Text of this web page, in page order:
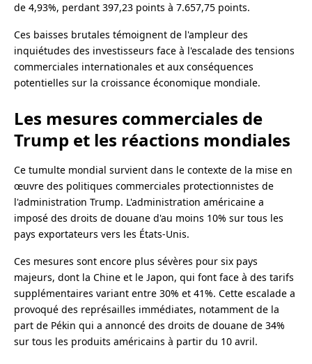
de 4,93%, perdant 397,23 points à 7.657,75 points.
Ces baisses brutales témoignent de l'ampleur des
inquiétudes des investisseurs face à l'escalade des tensions
commerciales internationales et aux conséquences
potentielles sur la croissance économique mondiale.
Les mesures commerciales de
Trump et les réactions mondiales
Ce tumulte mondial survient dans le contexte de la mise en
œuvre des politiques commerciales protectionnistes de
l'administration Trump. L'administration américaine a
imposé des droits de douane d'au moins 10% sur tous les
pays exportateurs vers les États-Unis.
Ces mesures sont encore plus sévères pour six pays
majeurs, dont la Chine et le Japon, qui font face à des tarifs
supplémentaires variant entre 30% et 41%. Cette escalade a
provoqué des représailles immédiates, notamment de la
part de Pékin qui a annoncé des droits de douane de 34%
sur tous les produits américains à partir du 10 avril.